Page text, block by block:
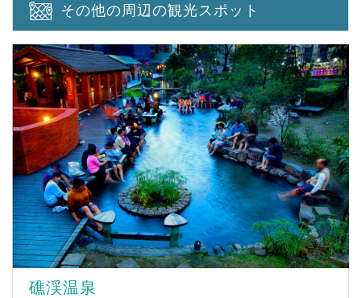
その他の周辺の観光スポット
礁渓温泉